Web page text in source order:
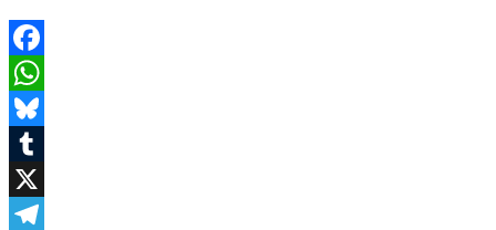
Facebook
WhatsApp
Bluesky
Tumblr
X